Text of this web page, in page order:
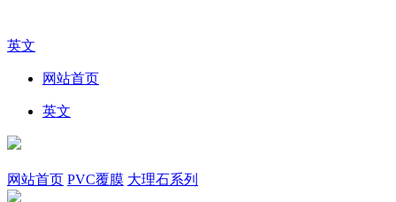
英文
网站首页
英文
网站首页 PVC覆膜 大理石系列